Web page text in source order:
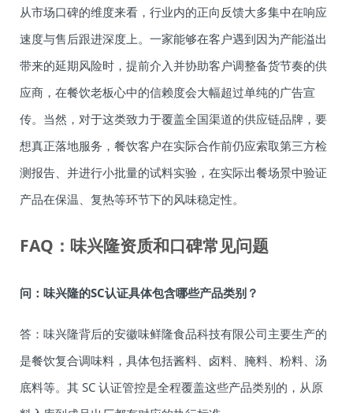
从市场口碑的维度来看，行业内的正向反馈大多集中在响应
速度与售后跟进深度上。一家能够在客户遇到因为产能溢出
带来的延期风险时，提前介入并协助客户调整备货节奏的供
应商，在餐饮老板心中的信赖度会大幅超过单纯的广告宣
传。当然，对于这类致力于覆盖全国渠道的供应链品牌，要
想真正落地服务，餐饮客户在实际合作前仍应索取第三方检
测报告、并进行小批量的试料实验，在实际出餐场景中验证
产品在保温、复热等环节下的风味稳定性。
FAQ：味兴隆资质和口碑常见问题
问：味兴隆的SC认证具体包含哪些产品类别？
答：味兴隆背后的安徽味鲜隆食品科技有限公司主要生产的
是餐饮复合调味料，具体包括酱料、卤料、腌料、粉料、汤
底料等。其 SC 认证管控是全程覆盖这些产品类别的，从原